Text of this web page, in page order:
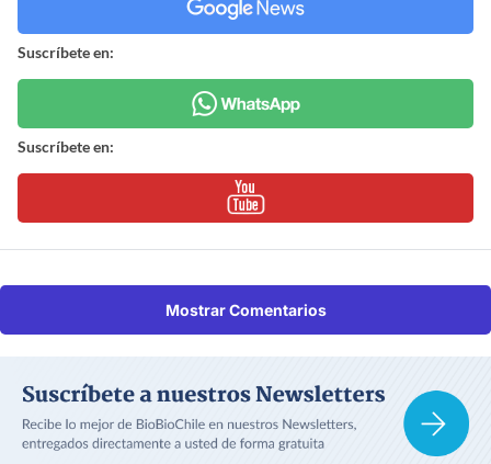
Suscríbete en:
Suscríbete en:
Mostrar Comentarios